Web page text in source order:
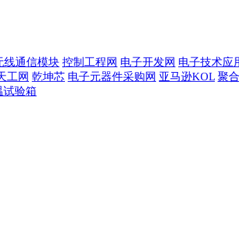
线通信模块 控制工程网 电子开发网 电子技术应
工网 乾坤芯 电子元器件采购网 亚马逊KOL 聚
试验箱